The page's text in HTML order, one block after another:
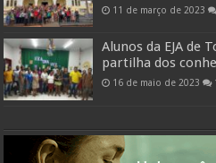
11 de março de 2023
Alunos da EJA de
partilha dos
16 de maio de 2023 1